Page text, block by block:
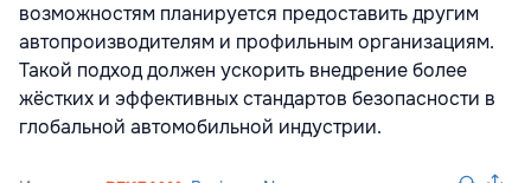
возможностям планируется предоставить другим
автопроизводителям и профильным организациям.
Такой подход должен ускорить внедрение более
жёстких и эффективных стандартов безопасности в
глобальной автомобильной индустрии.